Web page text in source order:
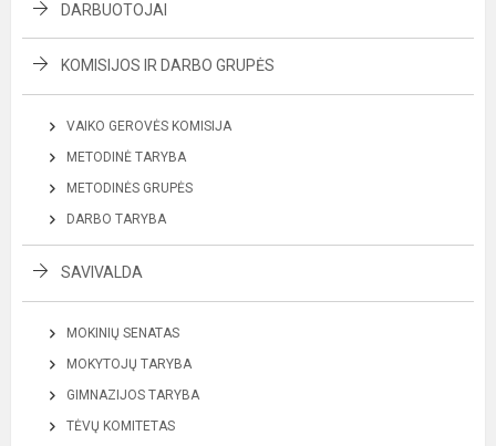
DARBUOTOJAI
KOMISIJOS IR DARBO GRUPĖS
VAIKO GEROVĖS KOMISIJA
METODINĖ TARYBA
METODINĖS GRUPĖS
DARBO TARYBA
SAVIVALDA
MOKINIŲ SENATAS
MOKYTOJŲ TARYBA
GIMNAZIJOS TARYBA
TĖVŲ KOMITETAS